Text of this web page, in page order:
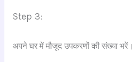
Step 3:
अपने घर में मौजूद उपकरणों की संख्या भरें।